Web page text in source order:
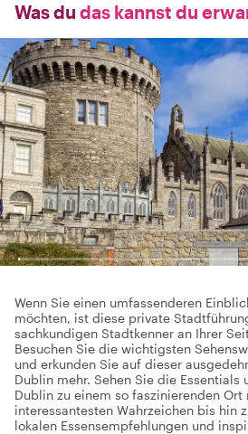
Was du das kannst du
Wenn Sie einen umfassenderen
möchten, ist diese private
sachkundigen Stadtkenner an Ihrer
Besuchen Sie die wichtigsten
und erkunden Sie auf dieser
Dublin mehr. Sehen Sie die Essentials
Dublin zu einem so faszinierenden Ort
interessantesten Wahrzeichen bis hin
lokalen Essensempfehlungen und